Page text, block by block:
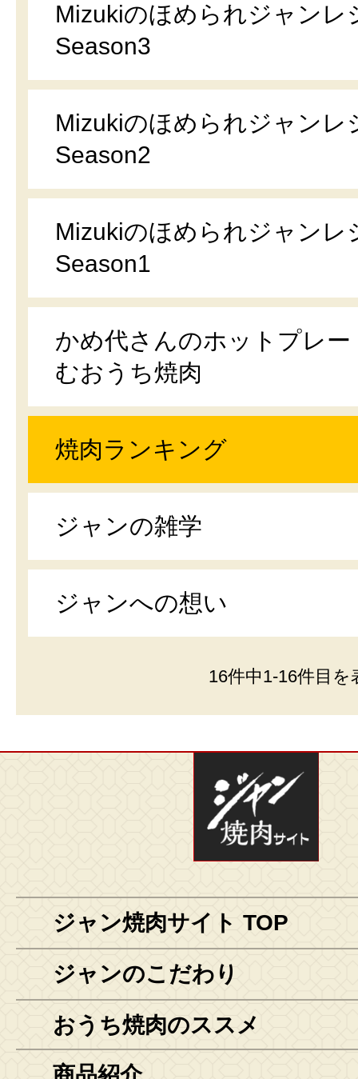
Mizukiのほめられジャンレ
Season3
Mizukiのほめられジャンレ
Season2
Mizukiのほめられジャンレ
Season1
かめ代さんのホットプレー
むおうち焼肉
焼肉ランキング
ジャンの雑学
ジャンへの想い
16件中1-16件目
ジャン焼肉サイト TOP
ジャンのこだわり
おうち焼肉のススメ